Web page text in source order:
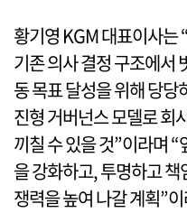
황기영 KGM 대표이사는
기존 의사 결정 구조에서
동 목표 달성을 위해 당당
진형 거버넌스 모델로 회
끼칠 수 있을 것”이라며
을 강화하고, 투명하고
쟁력을 높여 나갈 계획”